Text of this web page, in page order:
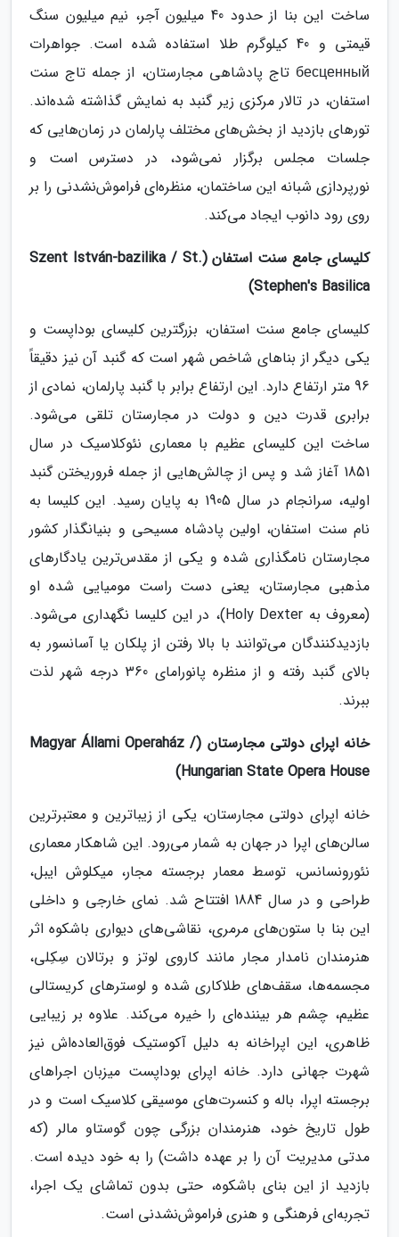
ساخت این بنا از حدود 40 میلیون آجر، نیم میلیون سنگ
قیمتی و 40 کیلوگرم طلا استفاده شده است. جواهرات
бесценный تاج پادشاهی مجارستان، از جمله تاج سنت
استفان، در تالار مرکزی زیر گنبد به نمایش گذاشته شده‌اند.
تورهای بازدید از بخش‌های مختلف پارلمان در زمان‌هایی که
جلسات مجلس برگزار نمی‌شود، در دسترس است و
نورپردازی شبانه این ساختمان، منظره‌ای فراموش‌نشدنی را بر
روی رود دانوب ایجاد می‌کند.
کلیسای جامع سنت استفان (Szent István-bazilika / St.
Stephen's Basilica)
کلیسای جامع سنت استفان، بزرگترین کلیسای بوداپست و
یکی دیگر از بناهای شاخص شهر است که گنبد آن نیز دقیقاً
96 متر ارتفاع دارد. این ارتفاع برابر با گنبد پارلمان، نمادی از
برابری قدرت دین و دولت در مجارستان تلقی می‌شود.
ساخت این کلیسای عظیم با معماری نئوکلاسیک در سال
1851 آغاز شد و پس از چالش‌هایی از جمله فروریختن گنبد
اولیه، سرانجام در سال 1905 به پایان رسید. این کلیسا به
نام سنت استفان، اولین پادشاه مسیحی و بنیانگذار کشور
مجارستان نامگذاری شده و یکی از مقدس‌ترین یادگارهای
مذهبی مجارستان، یعنی دست راست مومیایی شده او
(معروف به Holy Dexter)، در این کلیسا نگهداری می‌شود.
بازدیدکنندگان می‌توانند با بالا رفتن از پلکان یا آسانسور به
بالای گنبد رفته و از منظره پانورامای 360 درجه شهر لذت
ببرند.
خانه اپرای دولتی مجارستان (Magyar Állami Operaház /
Hungarian State Opera House)
خانه اپرای دولتی مجارستان، یکی از زیباترین و معتبرترین
سالن‌های اپرا در جهان به شمار می‌رود. این شاهکار معماری
نئورونسانس، توسط معمار برجسته مجار، میکلوش ایبل،
طراحی و در سال 1884 افتتاح شد. نمای خارجی و داخلی
این بنا با ستون‌های مرمری، نقاشی‌های دیواری باشکوه اثر
هنرمندان نامدار مجار مانند کاروی لوتز و برتالان سِکِلی،
مجسمه‌ها، سقف‌های طلاکاری شده و لوسترهای کریستالی
عظیم، چشم هر بیننده‌ای را خیره می‌کند. علاوه بر زیبایی
ظاهری، این اپراخانه به دلیل آکوستیک فوق‌العاده‌اش نیز
شهرت جهانی دارد. خانه اپرای بوداپست میزبان اجراهای
برجسته اپرا، باله و کنسرت‌های موسیقی کلاسیک است و در
طول تاریخ خود، هنرمندان بزرگی چون گوستاو مالر (که
مدتی مدیریت آن را بر عهده داشت) را به خود دیده است.
بازدید از این بنای باشکوه، حتی بدون تماشای یک اجرا،
تجربه‌ای فرهنگی و هنری فراموش‌نشدنی است.